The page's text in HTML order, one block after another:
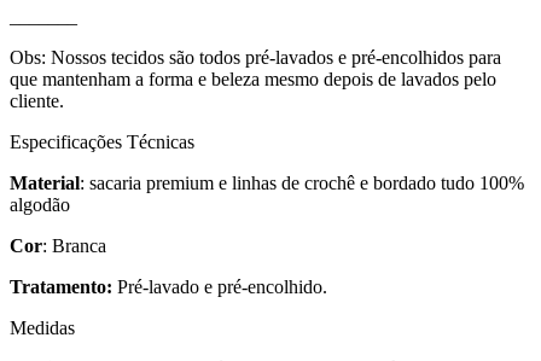
Obs: Nossos tecidos são todos pré-lavados e pré-encolhidos para
que mantenham a forma e beleza mesmo depois de lavados pelo
cliente.
Especificações Técnicas
Material: sacaria premium e linhas de crochê e bordado tudo 100%
algodão
Cor: Branca
Tratamento: Pré-lavado e pré-encolhido.
Medidas